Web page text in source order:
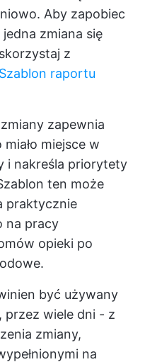
Aby zapobiec
zmiana się
z
Szablon raportu
zapewnia
miejsce w
i nakreśla priorytety
ten może
praktycznie
na pracy
opieki po
być używany
przez wiele dni - z
zmiany,
na